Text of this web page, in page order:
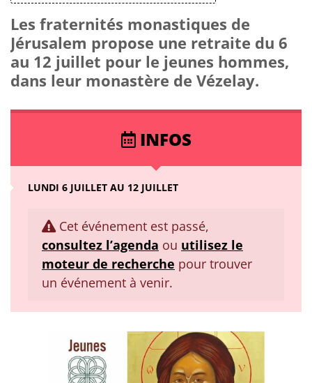
Les fraternités monastiques de
Jérusalem propose une retraite du 6
au 12 juillet pour le jeunes hommes,
dans leur monastère de Vézelay.
INFOS
LUNDI 6 JUILLET AU 12 JUILLET
Cet événement est passé,
consultez l’agenda ou utilisez le
moteur de recherche pour trouver
un événement à venir.